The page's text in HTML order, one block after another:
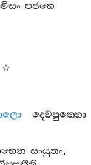
පජහෙ
දෙවපුත‍්තො
සංයුතං,